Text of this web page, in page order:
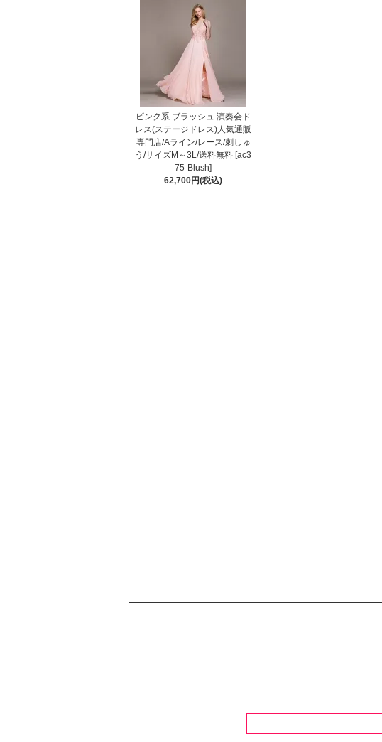
ピンク系 ブラッシュ 演奏会ド
レス(ステージドレス)人気通販
専門店/Aライン/レース/刺しゅ
う/サイズM～3L/送料無料 [ac3
75-Blush]
62,700円(税込)